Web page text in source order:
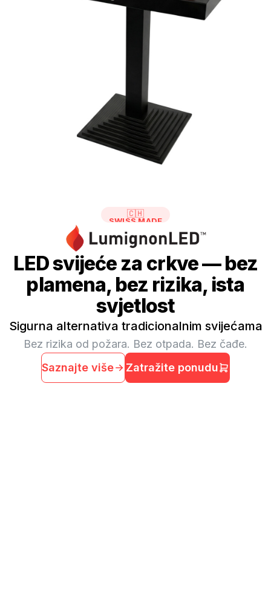
🇨🇭
SWISS MADE
LED svijeće za crkve — bez
plamena, bez rizika, ista
svjetlost
Sigurna alternativa tradicionalnim svijećama
Bez rizika od požara. Bez otpada. Bez čađe.
Saznajte više
Zatražite ponudu